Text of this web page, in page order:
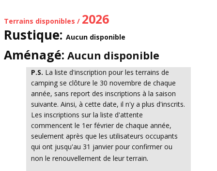
Terrains disponibles / 2026
Rustique: Aucun disponible
Aménagé: Aucun disponible
P.S. La liste d'inscription pour les terrains de
camping se clôture le 30 novembre de chaque
année, sans report des inscriptions à la saison
suivante. Ainsi, à cette date, il n'y a plus d'inscrits.
Les inscriptions sur la liste d'attente
commencent le 1er février de chaque année,
seulement après que les utilisateurs occupants
qui ont jusqu'au 31 janvier pour confirmer ou
non le renouvellement de leur terrain.